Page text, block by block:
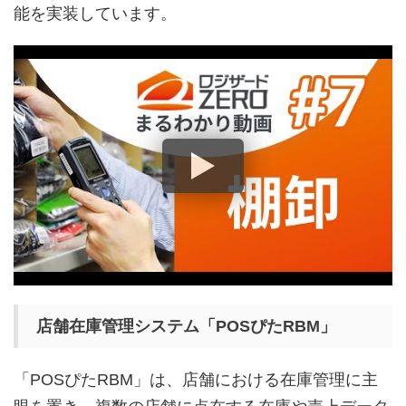
能を実装しています。
店舗在庫管理システム「POSぴたRBM」
「POSぴたRBM」は、店舗における在庫管理に主